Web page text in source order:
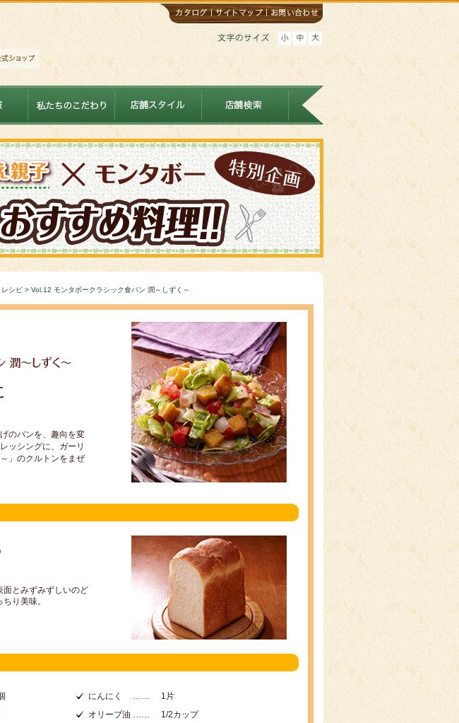
レシピ > Vol.12 モンタボークラシック食パン 潤～しずく～
のパンを、趣向を変
ッシングに、ガーリ
」のクルトンをまぜ
面とみずみずしいのど
り美味。
にんにく
オリーブ油
……
……
1片
1/2カップ